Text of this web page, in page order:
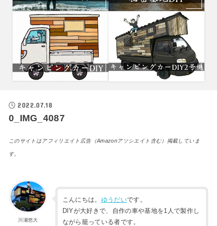
2022.07.18
0_IMG_4087
このサイトはアフィリエイト広告（Amazonアソシエイト含む）掲載していま
す。
川瀬悠大
こんにちは。 ゆうだいです。
DIYが大好きで、自作の車や基地を1人で製作し
ながら籠っている者です。